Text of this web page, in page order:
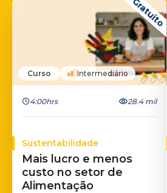
Gratuito
Curso Intermediário
4:00hrs 28.4 mil
Sustentabilidade
Mais lucro e menos
custo no setor de
Alimentação